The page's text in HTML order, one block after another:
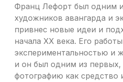
Франц Лефорт был одним
художников авангарда и
привнес новые идеи и
начала XX века. Его
экспериментальностью и
и он был одним из первых,
фотографию как средство